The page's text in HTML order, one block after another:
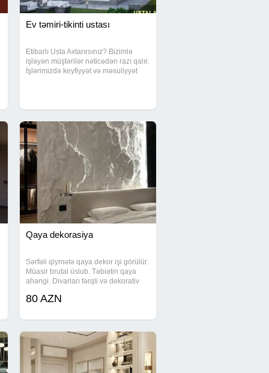
Ev təmiri-tikinti ustası
Etibarlı Usta Axtarırsınız? Bizimlə
işləyən müştərilər nəticədən razı qalır.
İşlərimizdə keyfiyyət və məsuliyyət
Qaya dekorasiya
Sərfəli qiymətə qaya dekor işi görülür.
Müasir brutal üslub. Təbiətin qaya
ahəngi. Divarları fərqli və dekorativ
və s yerlədə fərqliliyi sevənlər üçün.
80 AZN